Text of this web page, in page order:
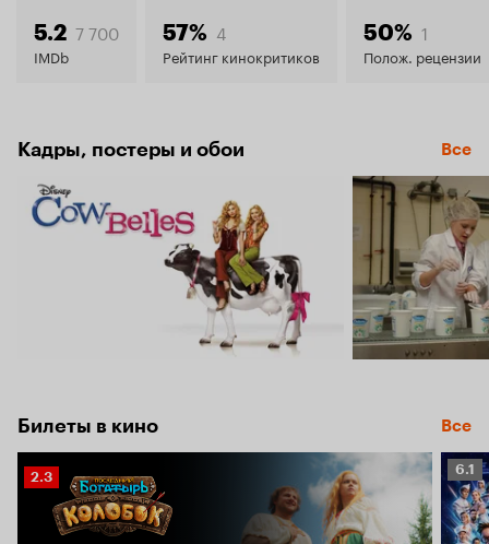
5.7
5.2 7 700
IMDb
57% 4
Рейтинг кинокритиков
50% 1
Полож. рецензии
Кадры, постеры и обои Все
Билеты в кино Все
Рейтинг
Кинопоиска
2.3
6.1
6.1